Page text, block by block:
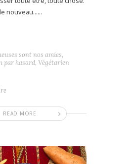
nouveau......
READ MORE
sont nos amies,
par hasard, Végétarien